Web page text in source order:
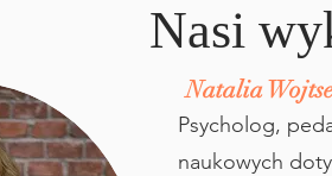
Nasi
Natalia
Psycholog,
naukowych